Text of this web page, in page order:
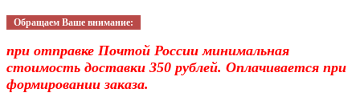
Обращаем Ваше внимание:
при отправке Почтой России минимальная
стоимость доставки 350 рублей. Оплачивается при
формировании заказа.